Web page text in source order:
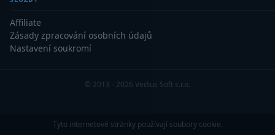
Affiliate
Zásady zpracování osobních údajů
Nastavení soukromí
© 2013 - 2026 Vedius Soft s.r.o.
Tyto internetové stránky používají soubory cookie.